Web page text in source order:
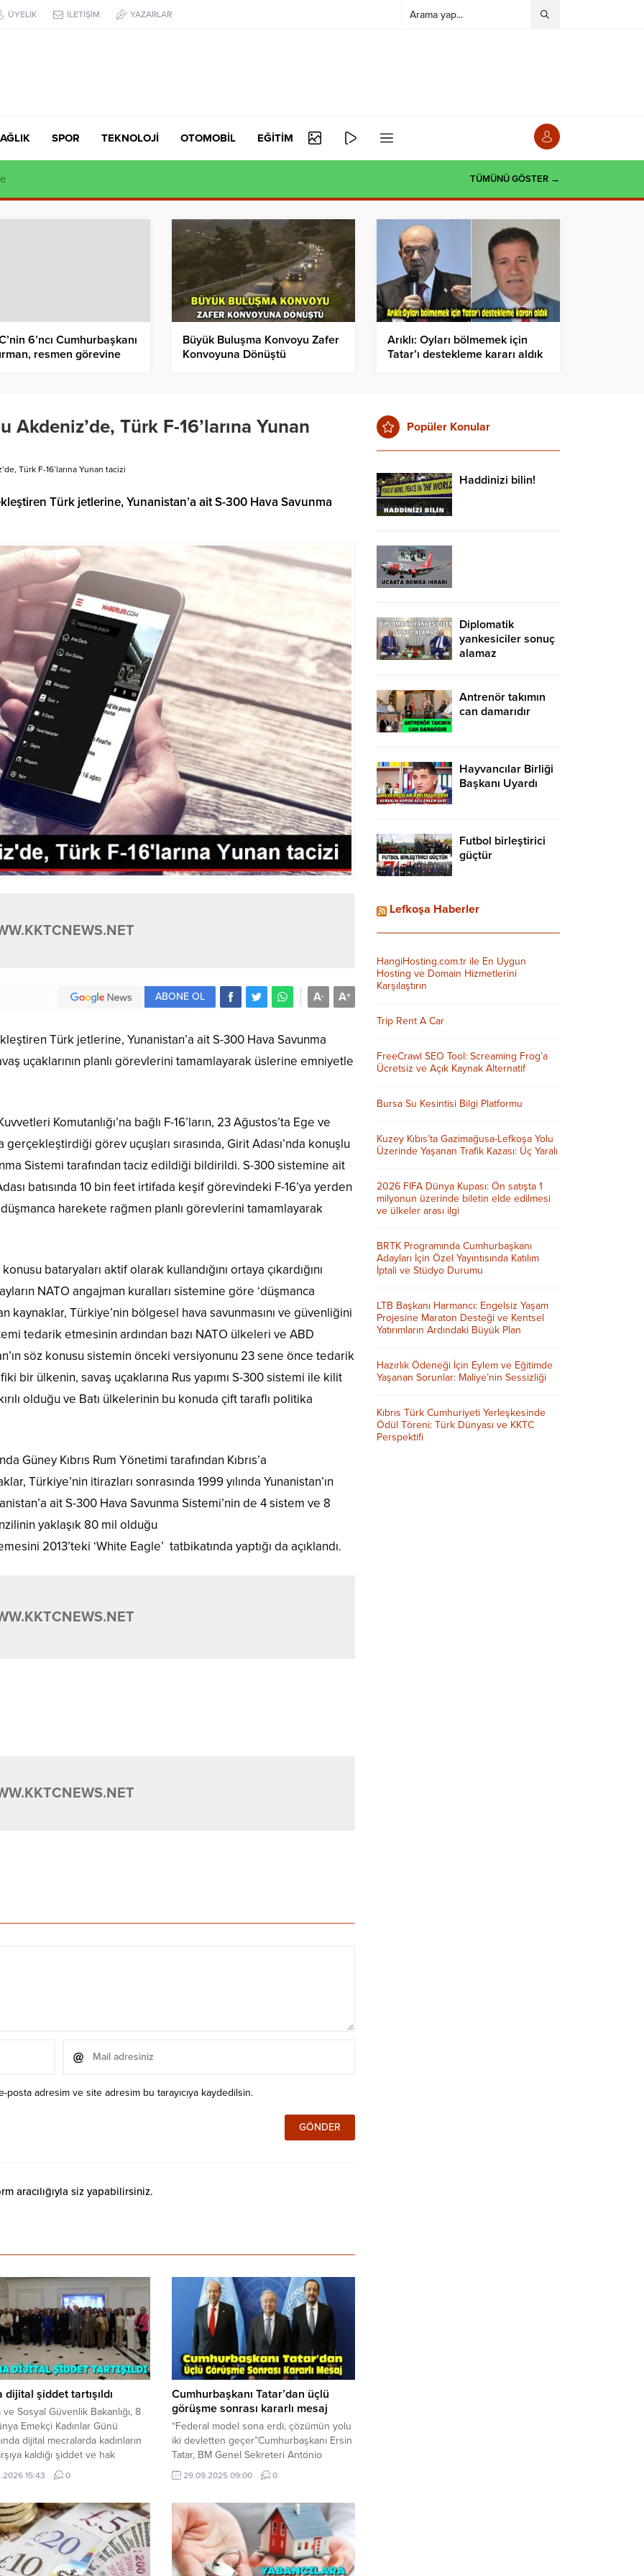
ÜYELİK İLETİŞİM YAZARLAR
SPOR TEKNOLOJİ OTOMOBİL EĞİTİM
TÜMÜNÜ GÖSTER →
6’ncı Cumhurbaşkanı
resmen görevine
Büyük Buluşma Konvoyu Zafer
Konvoyuna Dönüştü
Arıklı: Oyları bölmemek için
Tatar’ı destekleme kararı aldık
Türk F-16’larına Yunan
Türk F-16’larına Yunan tacizi
Türk jetlerine, Yunanistan’a ait S-300 Hava Savunma
A+
A-
ABONE OL
Türk jetlerine, Yunanistan’a ait S-300 Hava Savunma
uçaklarının planlı görevlerini tamamlayarak üslerine emniyetle
Komutanlığı’na bağlı F-16’ların, 23 Ağustos’ta Ege ve
görev uçuşları sırasında, Girit Adası’nda konuşlu
Sistemi tarafından taciz edildiği bildirildi. S-300 sistemine ait
batısında 10 bin feet irtifada keşif görevindeki F-16’ya yerden
harekete rağmen planlı görevlerini tamamlayarak
bataryaları aktif olarak kullandığını ortaya çıkardığını
NATO angajman kuralları sistemine göre ‘düşmanca
Türkiye’nin bölgesel hava savunmasını ve güvenliğini
tedarik etmesinin ardından bazı NATO ülkeleri ve ABD
söz konusu sistemin önceki versiyonunu 23 sene önce tedarik
bir ülkenin, savaş uçaklarına Rus yapımı S-300 sistemi ile kilit
olduğu ve Batı ülkelerinin bu konuda çift taraflı politika
Güney Kıbrıs Rum Yönetimi tarafından Kıbrıs’a
Türkiye’nin itirazları sonrasında 1999 yılında Yunanistan’ın
ait S-300 Hava Savunma Sistemi’nin de 4 sistem ve 8
yaklaşık 80 mil olduğu
2013’teki ‘White Eagle’ tatbikatında yaptığı da açıklandı.
posta adresim ve site adresim bu tarayıcıya kaydedilsin.
aracılığıyla siz yapabilirsiniz.
dijital şiddet tartışıldı
ve Sosyal Güvenlik Bakanlığı, 8
Emekçi Kadınlar Günü
dijital mecralarda kadınların
kaldığı şiddet ve hak
dikkat çekmek amacıyla anlamlı
düzenledi. “Ekran Arkasında
panel, Merit Royal Diamond
gerçekleştirildi. Çalışma ve
Bakanı Oğuzhan
15:43 0
Cumhurbaşkanı Tatar’dan üçlü
görüşme sonrası kararlı mesaj
“Federal model sona erdi, çözümün yolu
iki devletten geçer”Cumhurbaşkanı Ersin
Tatar, BM Genel Sekreteri António
Guterres’in ev sahipliğinde Rum liderin
de katılımıyla New York’ta gerçekleştirilen
vizyonunu ve kararlı duruşunu bir kez
daha ortaya koydu. Cumhurbaşkanı
Tatar’a görüşmede, Özel Temsilci Güneş
Onar ve İki Taraflı Teknik...
29.09.2025 09:00 0
Popüler Konular
Haddinizi bilin!
Diplomatik
yankesiciler sonuç
alamaz
Antrenör takımın
can damarıdır
Hayvancılar Birliği
Başkanı Uyardı
Futbol birleştirici
güçtür
Lefkoşa Haberler
HangiHosting.com.tr ile En Uygun
Hosting ve Domain Hizmetlerini
Karşılaştırın
Trip Rent A Car
FreeCrawl SEO Tool: Screaming Frog’a
Ücretsiz ve Açık Kaynak Alternatif
Bursa Su Kesintisi Bilgi Platformu
Kuzey Kıbıs’ta Gazimağusa-Lefkoşa Yolu
Üzerinde Yaşanan Trafik Kazası: Üç Yaralı
2026 FIFA Dünya Kupası: Ön satışta 1
milyonun üzerinde biletin elde edilmesi
ve ülkeler arası ilgi
BRTK Programında Cumhurbaşkanı
Adayları İçin Özel Yayıntısında Katılım
İptali ve Stüdyo Durumu
LTB Başkanı Harmancı: Engelsiz Yaşam
Projesine Maraton Desteği ve Kentsel
Yatırımların Ardındaki Büyük Plan
Hazırlık Ödeneği İçin Eylem ve Eğitimde
Yaşanan Sorunlar: Maliye’nin Sessizliği
Kıbrıs Türk Cumhuriyeti Yerleşkesinde
Ödül Töreni: Türk Dünyası ve KKTC
Perspektifi